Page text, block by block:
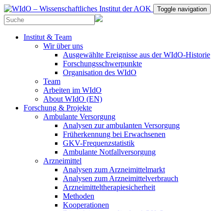
Toggle navigation
Institut & Team
Wir über uns
Ausgewählte Ereignisse aus der WIdO-Historie
Forschungsschwerpunkte
Organisation des WIdO
Team
Arbeiten im WIdO
About WIdO (EN)
Forschung & Projekte
Ambulante Versorgung
Analysen zur ambulanten Versorgung
Früherkennung bei Erwachsenen
GKV-Frequenzstatistik
Ambulante Notfallversorgung
Arzneimittel
Analysen zum Arzneimittelmarkt
Analysen zum Arzneimittelverbrauch
Arzneimitteltherapiesicherheit
Methoden
Kooperationen